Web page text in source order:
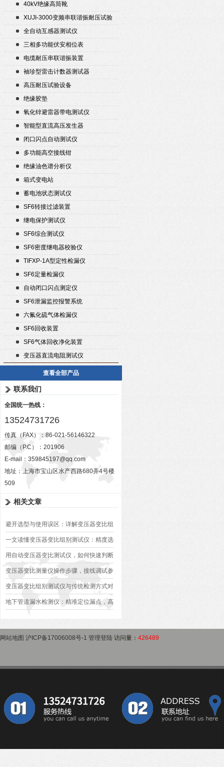
40kV绝缘高筒靴
XUJI-3000变频串联谐振耐压试验
装置
全自动互感器测试仪
三相多功能伏安相位表
电缆耐压串联谐振装置
袖珍型雷击计数器测试器
高压耐压试验设备
绝缘胶垫
氧化锌避雷器带电测试仪
智能型直流高压发生器
闭口闪点自动测试仪
多功能高空接线钳
绝缘油色谱分析仪
箱式变电站
蓄电池状态测试仪
SF6转接过滤装置
继电保护测试仪
SF6综合测试仪
SF6密度继电器校验仪
TIFXP-1A型定性检漏仪
SF6定量检漏仪
自动闭口闪点测定仪
SF6泄漏监控报警系统
六氟化硫气体检漏仪
SF6回收装置
SF6气体回收净化装置
变压器直流电阻测试仪
查看全部产品
联系我们
全国统一热线：
13524731726
传真（FAX）：86-021-56146322
邮编（P.C）：201906
E-mail： 359845197@qq.com
地址：上海市宝山区水产西路680弄4号楼
509
相关文章
避开选型与使用误区：详解变压器变比组
别测试仪的日常校准方法、常见组别识别
异常排查方案
一文读懂变压器变比组别测试仪：精度选
型、接线规范、报告生成全流程标准化操
作指南
用自动变压器变比测试仪，如何快速判断
变压器是否合格？
变压器变比测量仪操作步骤，接线调试参
数设定变比测试数据保存使用教程
变压器变比组别测试仪与传统检测方式对
比：精度、速度与安全性深度分析
地下管道漏水检测仪：精准定位漏点，高
网站地图 沪ICP备17006008号-1 管理登陆 访问量： 426489